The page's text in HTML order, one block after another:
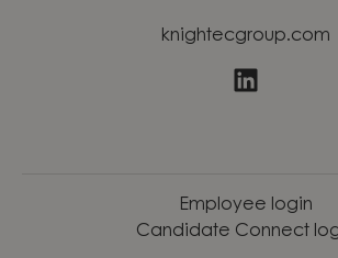
knightecgroup.com
Employee login
Candidate Connect